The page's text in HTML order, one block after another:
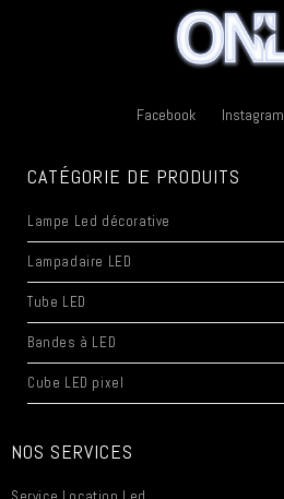
Facebook Instagram
CATÉGORIE DE PRODUITS
Lampe Led décorative
Lampadaire LED
Tube LED
Bandes à LED
Cube LED pixel
NOS SERVICES